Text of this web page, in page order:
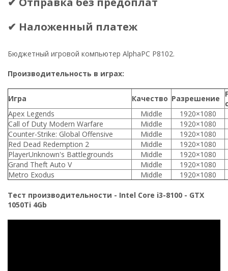
✔ Наложенный платеж
Бюджетный игровой компьютер AlphaPC P8102.
Производительность в играх:
Игра Качество Разрешение
Apex Legends
Middle
1920×1080
Call of Duty Modern Warfare
Middle
1920×1080
Counter-Strike: Global Offensive
Middle
1920×1080
Red Dead Redemption 2
Middle
1920×1080
PlayerUnknown's Battlegrounds
Middle
1920×1080
Grand Theft Auto V
Middle
1920×1080
Metro Exodus
Middle 1920×1080
Тест производительности - Intel Core i3-8100 - GTX
1050Ti 4Gb